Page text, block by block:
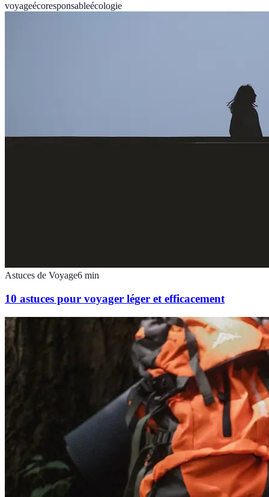
voyageécoresponsableécologie
Astuces de Voyage6 min
10 astuces pour voyager léger et efficacement